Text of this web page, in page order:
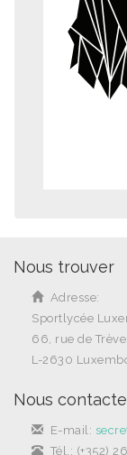
Nous trouver
Adresse:
Sportlycée
66, rue de
L-2630
Nous
E-mail:
Tél.: (+352)